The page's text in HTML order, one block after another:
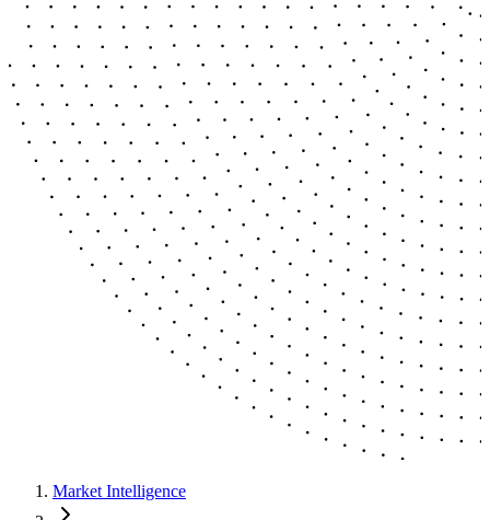
Market Intelligence